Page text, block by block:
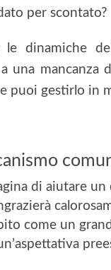
per scontato?
le dinamiche
una mancanza
puoi gestirlo in
di aiutare
come un